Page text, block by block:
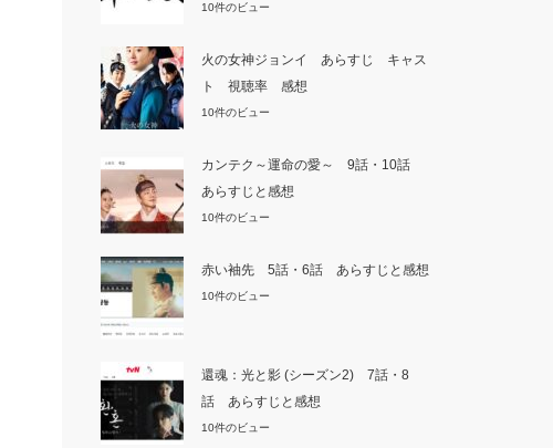
10件のビュー
火の女神ジョンイ あらすじ キャス
ト 視聴率 感想
10件のビュー
カンテク～運命の愛～ 9話・10話
あらすじと感想
10件のビュー
赤い袖先 5話・6話 あらすじと感想
10件のビュー
還魂：光と影 (シーズン2) 7話・8
話 あらすじと感想
10件のビュー